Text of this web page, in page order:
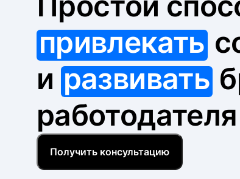
привлекать
и развивать
работодателя
Получить консультацию